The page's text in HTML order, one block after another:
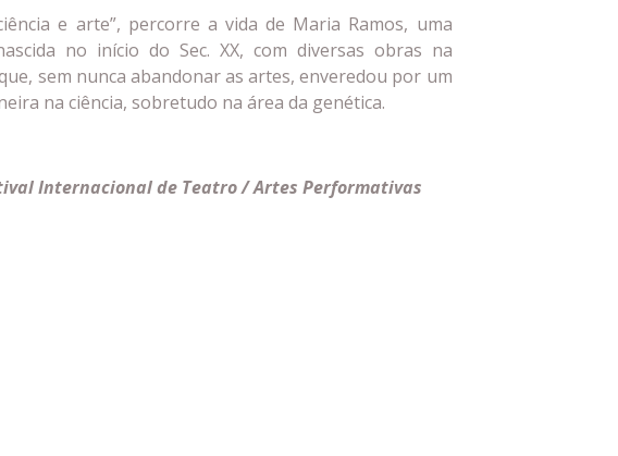
e arte”, percorre a vida de Maria Ramos, uma
no início do Sec. XX, com diversas obras na
sem nunca abandonar as artes, enveredou por um
na ciência, sobretudo na área da genética.
Internacional de Teatro / Artes Performativas